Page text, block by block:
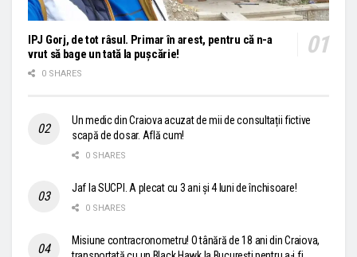
IPJ Gorj, de tot râsul. Primar în arest, pentru că n-a
vrut să bage un tată la pușcărie!
0 SHARES
Un medic din Craiova acuzat de mii de consultații fictive
scapă de dosar. Află cum!
0 SHARES
Jaf la SUCPI. A plecat cu 3 ani și 4 luni de închisoare!
0 SHARES
Misiune contracronometru! O tânără de 18 ani din Craiova,